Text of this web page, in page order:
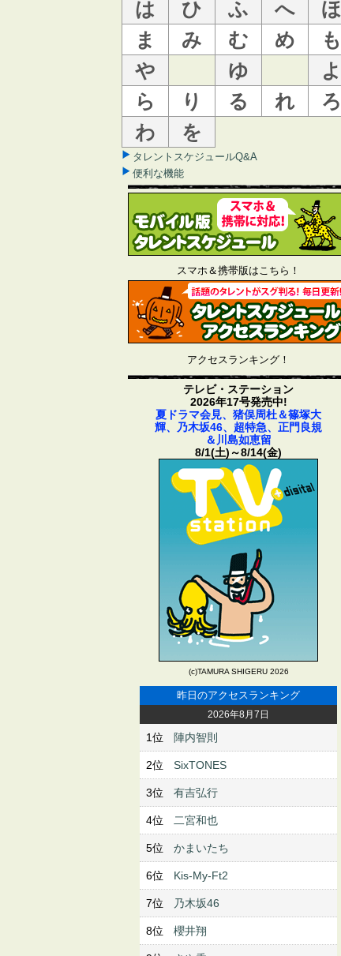
は
ひ ふ へ
ほ
ま
み む め
も
や
ゆ
よ
ら
り る れ
ろ
わ
を
タレントスケジュールQ&A
便利な機能
スマホ＆携帯版はこちら！
アクセスランキング！
テレビ・ステーション
2026年17号発売中!
夏ドラマ会見、猪俣周杜＆篠塚大
輝、乃木坂46、超特急、正門良規
＆川島如恵留
8/1(土)～8/14(金)
(c)TAMURA SHIGERU 2026
昨日のアクセスランキング
2026年8月7日
1位 陣内智則
2位 SixTONES
3位 有吉弘行
4位 二宮和也
5位 かまいたち
6位 Kis-My-Ft2
7位 乃木坂46
8位 櫻井翔